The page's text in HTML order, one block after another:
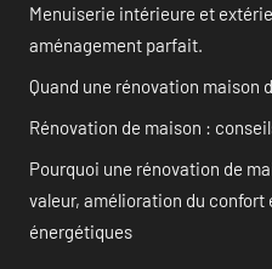
Menuiserie intérieure et
aménagement parfait.
Quand une rénovation maison
Rénovation de maison :
Pourquoi une rénovation de
valeur, amélioration du
énergétiques